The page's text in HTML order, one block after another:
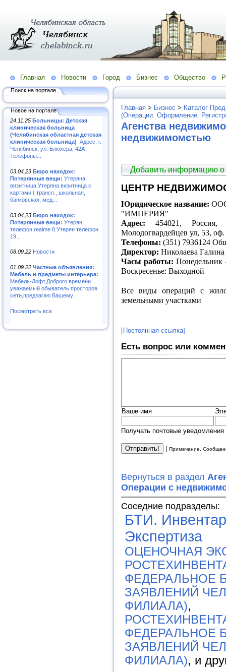
Главная Новости Город Бизнес Общество
Поиск на портале...
Новое на портале
24.11.25 Больницы: Детская
клиническая больница
(Челябинская областная детская
клиническая больница) .Адрес: г.
Челябинск, ул. Блюхера, 42А
Телефоны:..
03.04.23 Бюро находок:
Потерянные вещи: Утеряна
визитница.Утеряна визитница с
картами ( трансп., школьная,
банковская, мед...
03.04.23 Бюро находок:
Потерянные вещи: Утерян
телефон realme 8.Утерян телефон
19...
08.09.22 Новости
01.09.22 Частные объявления:
Мебель и предметы интерьера:
Мебель-Лофт.Доброго времени
уважаемый обыватель просторов
сети,предлагаю Вашему..
Посмотреть все
Главная > Бизнес > Каталог
(Операции. Оформление.
Агенства
недвижимомстью
Добавить информацию о
ЦЕНТР
Юридическое название:
"ИМПЕРИЯ"
Адрес: 454021, Россия,
Молодогвардейцев ул, 53,
Телефоны: (351) 7936124
Директор: Николаева
Часы работы: Понедельник
Воскресенье: Выходной
Все виды операций с
земельными участками
[Постоянная ссылка]
Есть вопрос или
Ваше имя
Получать почтовые
Примечание.
Вернуться в раздел
Операции с
Соседние подразделы:
БТИ.
Экспертиза
ОЦЕНОЧНАЯ
ФЕДЕРАЛЬНОЕ
ЗАЯВЛЕНИЙ
ФИЛИАЛА),
ФЕДЕРАЛЬНОЕ
ЗАЯВЛЕНИЙ
ФИЛИАЛА), и